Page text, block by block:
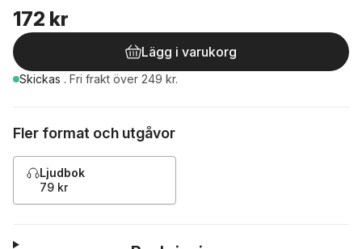
172 kr
Lägg i varukorg
Skickas . Fri frakt över 249 kr.
Fler format och utgåvor
Ljudbok
79 kr